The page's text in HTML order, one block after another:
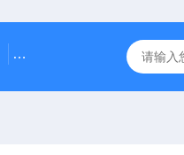
9385100DR900便携式多